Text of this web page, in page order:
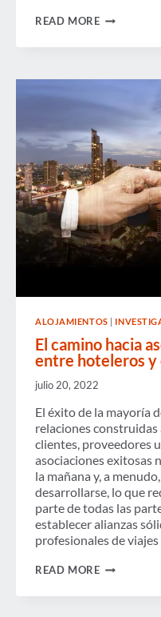
READ MORELOS
LA
A
DE
ALOJAMIENTOS
El camino hacia
entre hoteleros y
julio 20, 2022
El éxito de la mayoría
relaciones construidas
clientes, proveedores
asociaciones exitosas
la mañana y, a
desarrollarse, lo que
parte de todas las
establecer alianzas
profesionales de
READ MOREEL